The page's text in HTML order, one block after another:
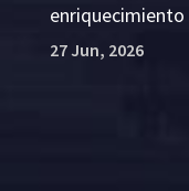
27 Jun, 2026